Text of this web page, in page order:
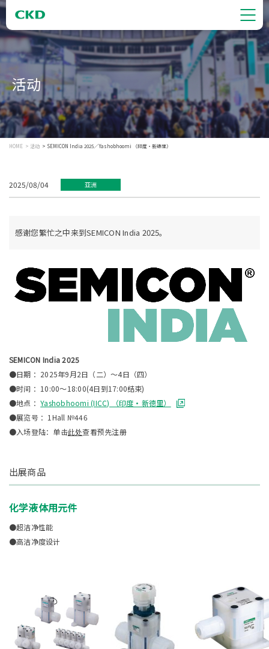
活动
HOME 活动 SEMICON India 2025／Yashobhoomi （印度・新德里）
2025/08/04 亚洲
感谢您繁忙之中来到SEMICON India 2025。
SEMICON India 2025
●日期 ：2025年9月2日（二）～4日（四）
●时间 ：10:00～18:00(4日到17:00结束)
●地点 ：Yashobhoomi (IICC) （印度・新德里）
●展览号 ：1Hall №446
●入场登陆：单击此处查看预先注册
出展商品
化学液体用元件
●超洁净性能
●高洁净度设计